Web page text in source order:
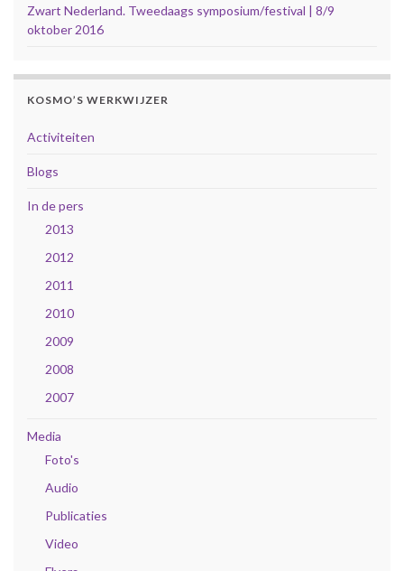
Zwart Nederland. Tweedaags symposium/festival | 8/9
oktober 2016
KOSMO’S WERKWIJZER
Activiteiten
Blogs
In de pers
2013
2012
2011
2010
2009
2008
2007
Media
Foto's
Audio
Publicaties
Video